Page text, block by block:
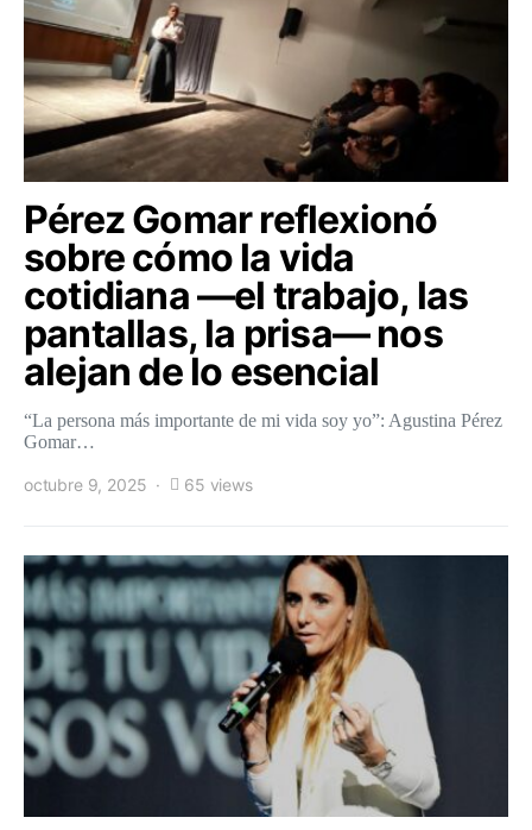
Pérez Gomar reflexionó
sobre cómo la vida
cotidiana —el trabajo, las
pantallas, la prisa— nos
alejan de lo esencial
“La persona más importante de mi vida soy yo”: Agustina Pérez
Gomar…
octubre 9, 2025 65 views